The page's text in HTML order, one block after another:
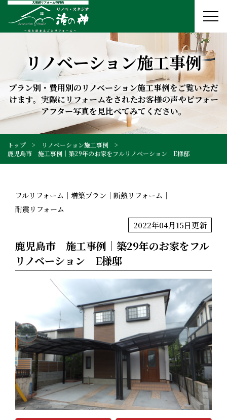
リノベーション施工事例
プラン別・費用別のリノベーション施工事例をご覧いただ
けます。実際にリフォームをされたお客様の声やビフォー
アフター写真を見比べてみてください。
トップ
リノベーション施工事例
鹿児島市 施工事例│築29年のお家をフルリノベーション E様邸
フルリフォーム 増築プラン
断熱リフォーム
耐震リフォーム
2022年04月15日更新
鹿児島市 施工事例│築29年のお家をフル
リノベーション E様邸